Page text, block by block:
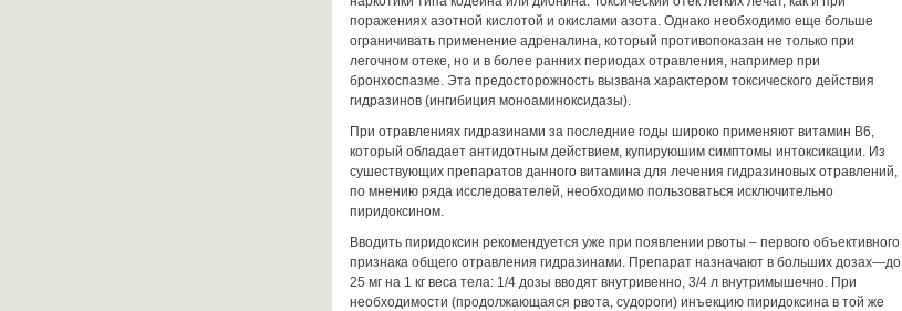
поражениях азотной кислотой и окислами азота. Однако необходимо еще больше
ограничивать применение адреналина, который противопоказан не только при
легочном отеке, но и в более ранних периодах отравления, например при
бронхоспазме. Эта предосторожность вызвана характером токсического действия
гидразинов (ингибиция моноаминоксидазы).
При отравлениях гидразинами за последние годы широко применяют витамин В6,
который обладает антидотным действием, купируюшим симптомы интоксикации. Из
сушествующих препаратов данного витамина для лечения гидразиновых отравлений,
по мнению ряда исследователей, необходимо пользоваться исключительно
пиридоксином.
Вводить пиридоксин рекомендуется уже при появлении рвоты – первого объективного
признака общего отравления гидразинами. Препарат назначают в больших дозах—до
25 мг на 1 кг веса тела: 1/4 дозы вводят внутривенно, 3/4 л внутримышечно. При
необходимости (продолжающаяся рвота, судороги) инъекцию пиридоксина в той же